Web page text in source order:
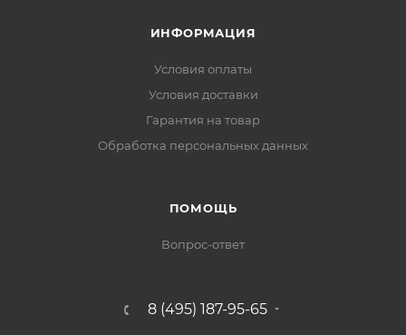
ИНФОРМАЦИЯ
Условия оплаты
Условия доставки
Гарантия на товар
Обработка персональных данных
ПОМОЩЬ
Вопрос-ответ
8 (495) 187-95-65